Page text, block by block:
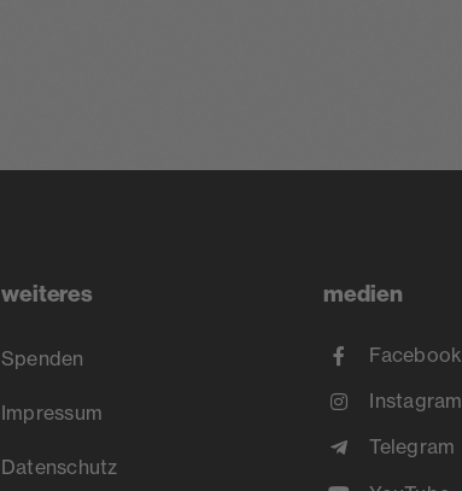
weiteres
Spenden
Impressum
Datenschutz
medien
Facebook
Instagram
Telegram